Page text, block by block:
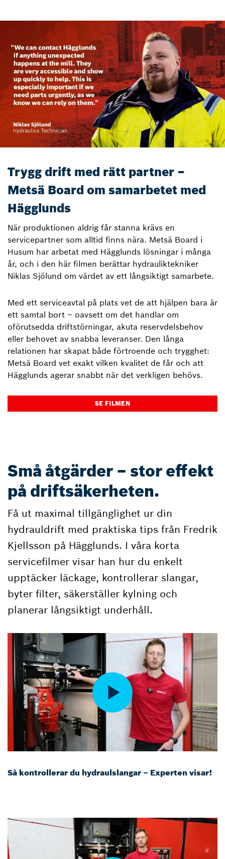
Trygg drift med rätt partner –
Metsä Board om samarbetet med
Hägglunds
När produktionen aldrig får stanna krävs en
servicepartner som alltid finns nära. Metsä Board i
Husum har arbetat med Hägglunds lösningar i många
år, och i den här filmen berättar hydrauliktekniker
Niklas Sjölund om värdet av ett långsiktigt samarbete.
Med ett serviceavtal på plats vet de att hjälpen bara är
ett samtal bort – oavsett om det handlar om
oförutsedda driftstörningar, akuta reservdelsbehov
eller behovet av snabba leveranser. Den långa
relationen har skapat både förtroende och trygghet:
Metsä Board vet exakt vilken kvalitet de får och att
Hägglunds agerar snabbt när det verkligen behövs.
SE FILMEN
Små åtgärder – stor effekt
på driftsäkerheten.
Få ut maximal tillgänglighet ur din
hydrauldrift med praktiska tips från Fredrik
Kjellsson på Hägglunds. I våra korta
servicefilmer visar han hur du enkelt
upptäcker läckage, kontrollerar slangar,
byter filter, säkerställer kylning och
planerar långsiktigt underhåll.
Så kontrollerar du hydraulslangar – Experten visar!